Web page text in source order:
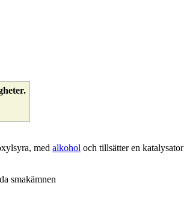
med alkohol och tillsätter en katalysator
smakämnen